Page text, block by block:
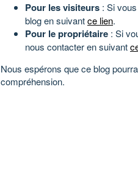
Pour les visiteurs : Si
blog en suivantce lien.
Pour le propriétaire : Si
nous contacter en suivant
Nous espérons que ce blog
compréhension.